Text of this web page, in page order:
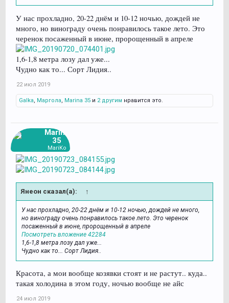
У нас прохладно, 20-22 днём и 10-12 ночью, дождей не
много, но винограду очень понравилось такое лето. Это
черенок посаженный в июне, пророщенный в апреле
1,6-1,8 метра лозу дал уже...
Чудно как то... Сорт Лидия..
22 июл 2019
Galka, Маргола, Marina 35 и 2 другим нравится это.
Marina
35
MariKo
Янеон сказал(а): ↑
У нас прохладно, 20-22 днём и 10-12 ночью, дождей не много,
но винограду очень понравилось такое лето. Это черенок
посаженный в июне, пророщенный в апреле
Посмотреть вложение 42284
1,6-1,8 метра лозу дал уже...
Чудно как то... Сорт Лидия..
Красота, а мои вообще козявки стоят и не растут.. куда..
такая холодина в этом году, ночью вообще не айс
24 июл 2019